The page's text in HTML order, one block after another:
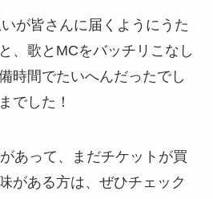
が皆さんに届くようにうた
、歌とMCをバッチリこなし
時間でたいへんだったでし
でした！
あって、まだチケットが買
がある方は、ぜひチェック